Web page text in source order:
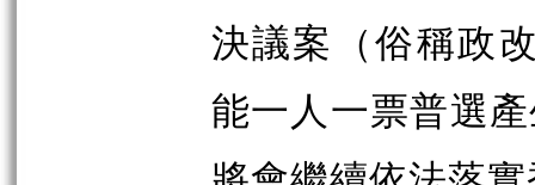
決議案（俗稱政
能一人一票普選